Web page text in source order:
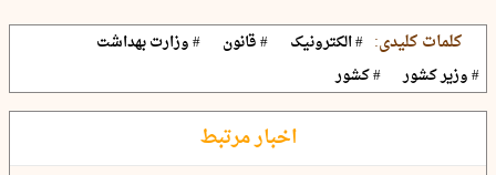
کلمات کلیدی: # الکترونیک # قانون
# وزارت بهداشت
# وزیر کشور
# کشور
اخبار مرتبط